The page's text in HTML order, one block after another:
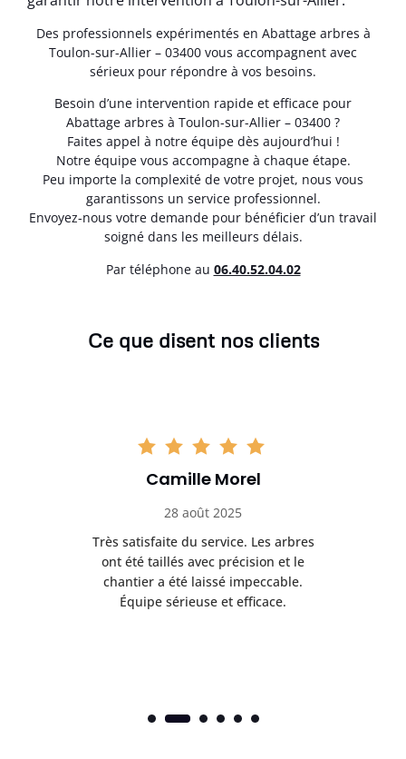
Des professionnels expérimentés en Abattage arbres à
Toulon-sur-Allier – 03400 vous accompagnent avec
sérieux pour répondre à vos besoins.
Besoin d’une intervention rapide et efficace pour
Abattage arbres à Toulon-sur-Allier – 03400 ?
Faites appel à notre équipe dès aujourd’hui !
Notre équipe vous accompagne à chaque étape.
Peu importe la complexité de votre projet, nous vous
garantissons un service professionnel.
Envoyez-nous votre demande pour bénéficier d’un travail
soigné dans les meilleurs délais.
Par téléphone au 06.40.52.04.02
Ce que disent nos clients
Camille Morel
28 août 2025
Très satisfaite du service. Les arbres
ont été taillés avec précision et le
chantier a été laissé impeccable.
Équipe sérieuse et efficace.